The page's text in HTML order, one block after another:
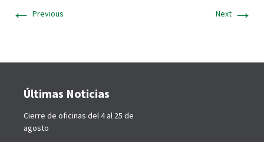
← Previous Next →
Últimas Noticias
Cierre de oficinas del 4 al 25 de
agosto